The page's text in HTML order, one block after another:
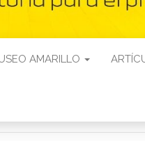
AMARILLO